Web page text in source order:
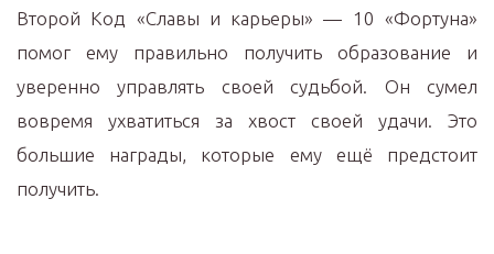
Второй Код «Славы и карьеры» — 10 «Фортуна»
помог ему правильно получить образование и
уверенно управлять своей судьбой. Он сумел
вовремя ухватиться за хвост своей удачи. Это
большие награды, которые ему ещё предстоит
получить.